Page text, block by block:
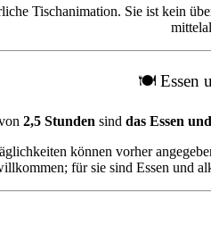
Tischanimation. Sie ist kein
🍽️ Essen
2,5 Stunden sind das Essen
können vorher
für sie sind Essen und